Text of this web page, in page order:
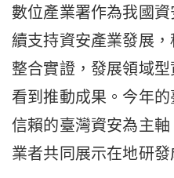
數位產業署作為我國
續支持資安產業發展
整合實證，發展領域
看到推動成果。今年
信賴的臺灣資安為主
業者共同展示在地研發